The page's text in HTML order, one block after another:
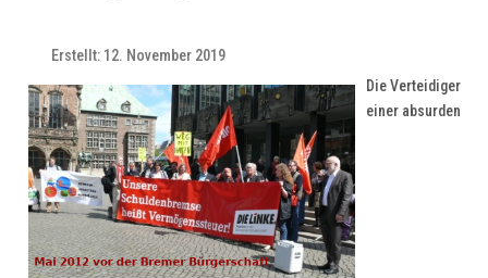
Erstellt: 12. November 2019
Die Verteidiger
einer absurden